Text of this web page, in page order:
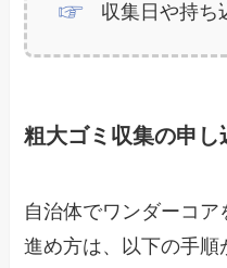
収集日や持ち
粗大ゴミ収集の申
自治体でワンダーコ
進め方は、以下の手